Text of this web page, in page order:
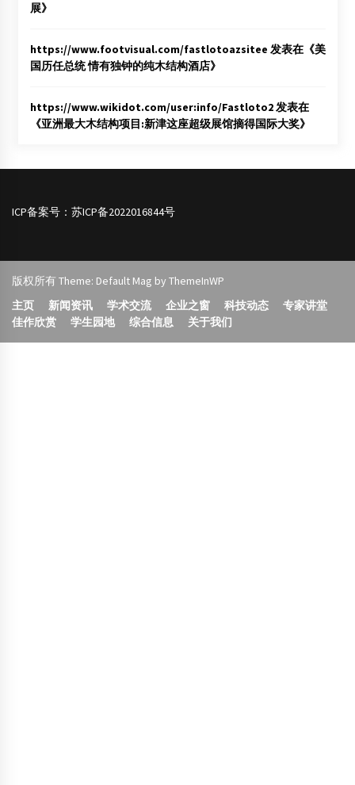
展》
https://www.footvisual.com/fastlotoazsitee 发表在《美
国历任总统 情有独钟的纯木结构酒店》
https://www.wikidot.com/user:info/Fastloto2发表在
《亚洲最大木结构项目:新津这座超级展馆摘得国际大奖》
ICP备案号： 苏ICP备2022016844号
版权所有 Theme: Default Mag by ThemeInWP
主页
新闻资讯 学术交流 企业之窗 科技动态
专家讲堂
佳作欣赏
学生园地 综合信息 关于我们